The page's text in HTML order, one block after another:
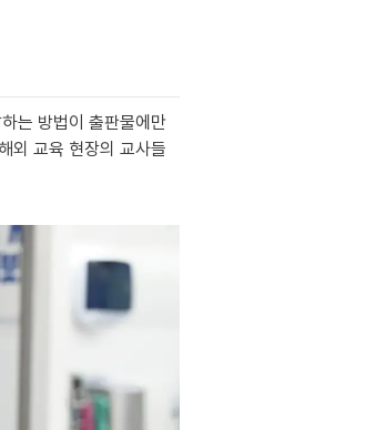
는 방법이 출판물에만
외 교육 현장의 교사들